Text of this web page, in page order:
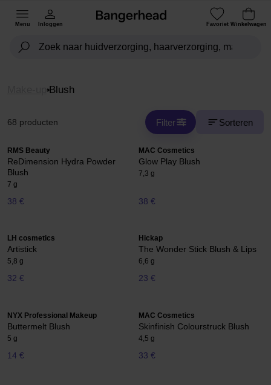
Menu Inloggen Favoriet Winkelwagen
Blush
68 producten Filter Sorteren
RMS Beauty
ReDimension Hydra Powder
Blush
7 g
38 €
MAC Cosmetics
Glow Play Blush
7,3 g
38 €
LH cosmetics
Artistick
5,8 g
32 €
Hickap
The Wonder Stick Blush & Lips
6,6 g
23 €
NYX Professional Makeup
Buttermelt Blush
5 g
14 €
MAC Cosmetics
Skinfinish Colourstruck Blush
4,5 g
33 €